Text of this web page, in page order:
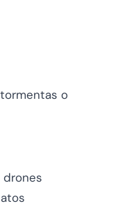
o
drones